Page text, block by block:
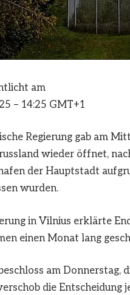
am
– 14:25 GMT+1
Regierung gab am
wieder öffnet,
der Hauptstadt
wurden.
in Vilnius erklärte
einen Monat lang
am Donnerstag,
die Entscheidung